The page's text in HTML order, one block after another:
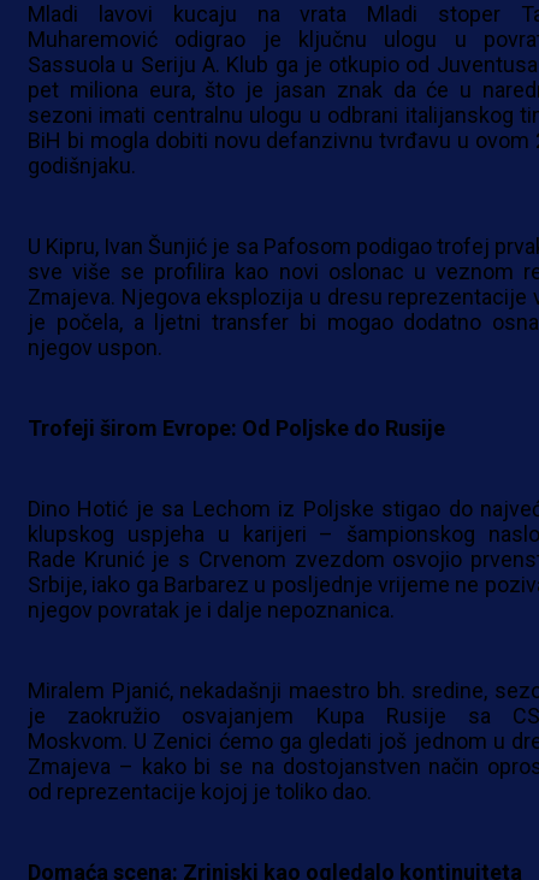
Mladi lavovi kucaju na vrata Mladi stoper
Muharemović odigrao je ključnu ulogu u
Sassuola u Seriju A. Klub ga je otkupio od
pet miliona eura, što je jasan znak da će u
sezoni imati centralnu ulogu u odbrani italijanskog
BiH bi mogla dobiti novu defanzivnu tvrđavu u ovom
godišnjaku.
U Kipru, Ivan Šunjić je sa Pafosom podigao trofej
sve više se profilira kao novi oslonac u veznom
Zmajeva. Njegova eksplozija u dresu reprezentacije
je počela, a ljetni transfer bi mogao dodatno
njegov uspon.
Trofeji širom Evrope: Od Poljske do Rusije
Dino Hotić je sa Lechom iz Poljske stigao do
klupskog uspjeha u karijeri – šampionskog
Rade Krunić je s Crvenom zvezdom osvojio
Srbije, iako ga Barbarez u posljednje vrijeme ne
njegov povratak je i dalje nepoznanica.
Miralem Pjanić, nekadašnji maestro bh. sredine,
je zaokružio osvajanjem Kupa Rusije sa
Moskvom. U Zenici ćemo ga gledati još jednom u
Zmajeva – kako bi se na dostojanstven način
od reprezentacije kojoj je toliko dao.
Domaća scena: Zrinjski kao ogledalo kontinuiteta